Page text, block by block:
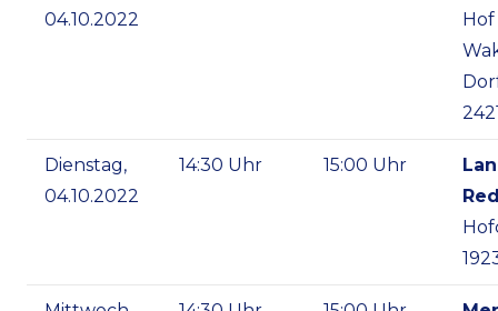
04.10.2022
Hof
Dienstag,
04.10.2022
14:30 Uhr 15:00 Uhr